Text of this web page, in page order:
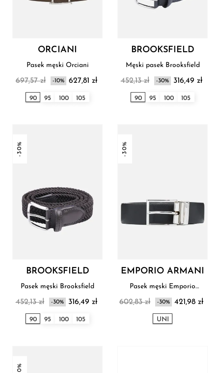
ORCIANI
Pasek męski Orciani
697,57 zł -10% 627,81 zł
90 95 100 105
BROOKSFIELD
Męski pasek Brooksfield
452,13 zł -30% 316,49 zł
90 95 100 105
-30%
BROOKSFIELD
Pasek męski Brooksfield
452,13 zł -30% 316,49 zł
90 95 100 105
-30%
EMPORIO ARMANI
Pasek męski Emporio
602,83 zł -30% 421,98 zł
UNI